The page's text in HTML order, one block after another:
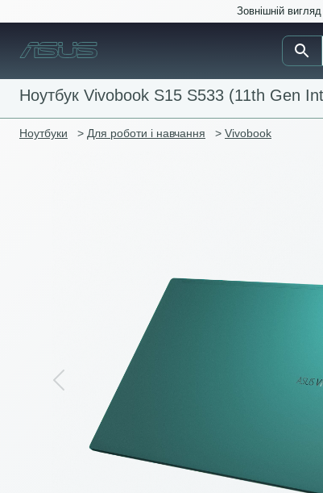
Зовнішній
Ноутбук Vivobook S15 S533 (11th Gen
Ноутбуки > Для роботи і навчання > Vivobook
Previous